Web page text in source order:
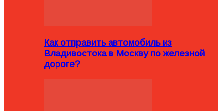
Как отправить автомобиль из
Владивостока в Москву по железной
дороге?